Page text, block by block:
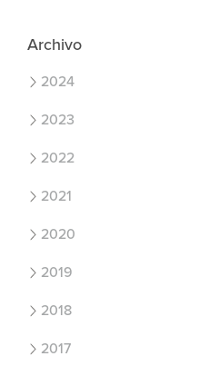
Archivo
2024
2023
2022
2021
2020
2019
2018
2017